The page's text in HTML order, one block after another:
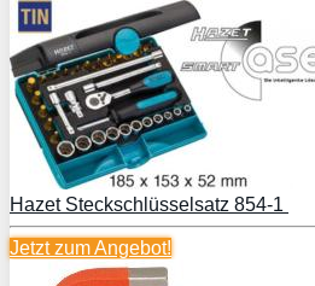
Hazet Steckschlüsselsatz 854-1
Jetzt zumAngebot!